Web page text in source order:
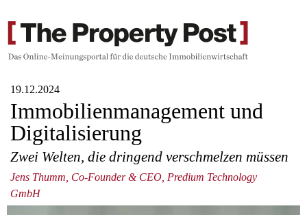
19.12.2024
Immobilienmanagement und
Digitalisierung
Zwei Welten, die dringend verschmelzen müssen
Jens Thumm, Co-Founder & CEO, Predium Technology
GmbH